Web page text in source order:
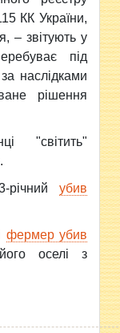
КК України,
– звітують у
під
наслідками
рішення
"світить"
річний
убив
фермер убив
оселі з